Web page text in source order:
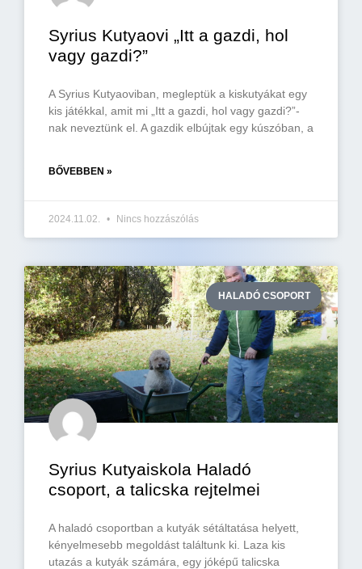
Syrius Kutyaovi „Itt a gazdi, hol
vagy gazdi?”
A Syrius Kutyaoviban, megleptük a kiskutyákat egy
kis játékkal, amit mi „Itt a gazdi, hol vagy gazdi?”-
nak neveztünk el. A gazdik elbújtak egy kúszóban, a
BŐVEBBEN »
2024.11.02. Nincs hozzászólás
HALADÓ CSOPORT
Syrius Kutyaiskola Haladó
csoport, a talicska rejtelmei
A haladó csoportban a kutyák sétáltatása helyett,
kényelmesebb megoldást találtunk ki. Laza kis
utazás a kutyák számára, egy jóképű talicska